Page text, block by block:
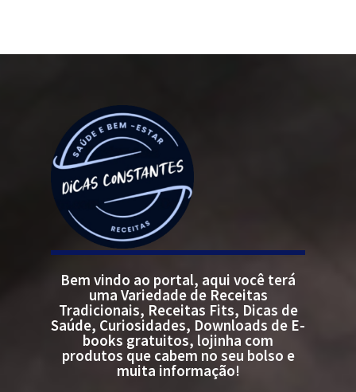
Bem vindo ao portal, aqui você terá
uma Variedade de Receitas
Tradicionais, Receitas Fits, Dicas de
Saúde, Curiosidades, Downloads de E-
books gratuitos, lojinha com
produtos que cabem no seu bolso e
muita informação!